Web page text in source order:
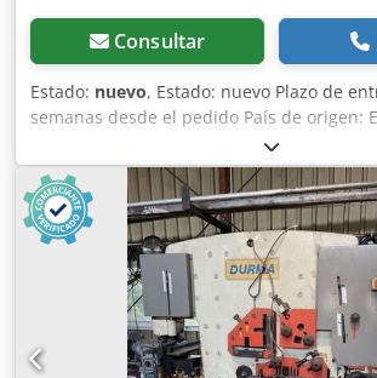
Consultar
Estado: nuevo, Estado: nuevo Plazo de
semanas desde el pedido País de origen:
7.570 € Cuota de leasing: 146,1 € Fuerza
t Garganta: 130 mm Diámetro máx. por
(acero al carbono): 27/13 mm Número
mm de carrera: 23 1/min Motor: 3 kW
Dsdsynm Nyopfx Abuokr Anchura: 900
mm Peso: 355 kg Punzonadora hidráulica
apoyo con tope Pedal de pie Manual de
alemán o inglés